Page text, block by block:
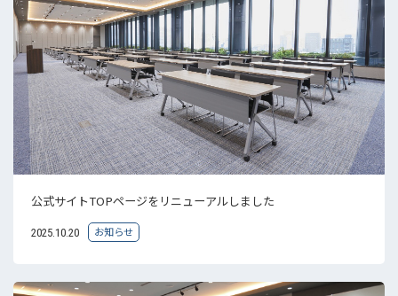
公式サイトTOPページをリニューアルしました
2025.10.20 お知らせ